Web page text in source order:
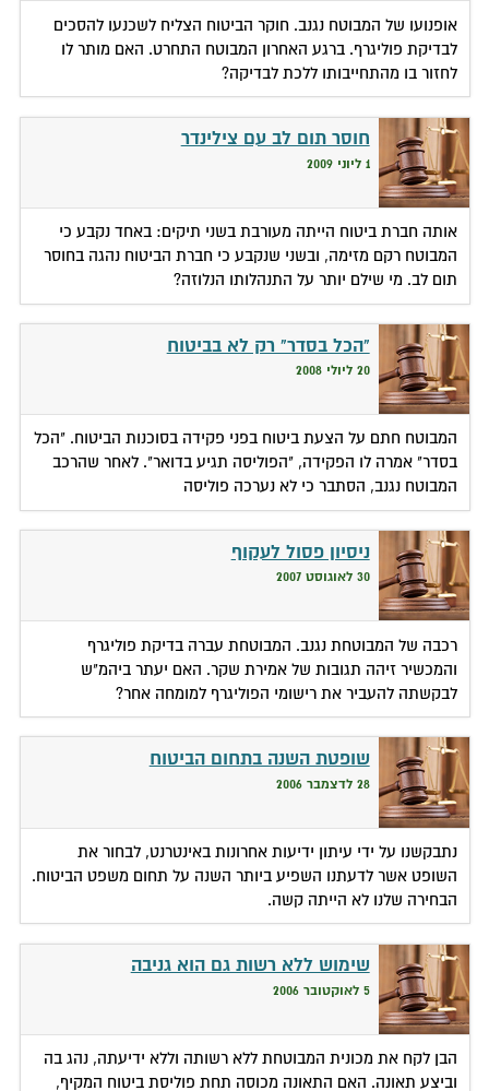
אופנועו של המבוטח נגנב. חוקר הביטוח הצליח לשכנעו להסכים
לבדיקת פוליגרף. ברגע האחרון המבוטח התחרט. האם מותר לו
לחזור בו מהתחייבותו ללכת לבדיקה?
חוסר תום לב עם צילינדר
1 ליוני 2009
אותה חברת ביטוח הייתה מעורבת בשני תיקים: באחד נקבע כי
המבוטח רקם מזימה, ובשני שנקבע כי חברת הביטוח נהגה בחוסר
תום לב. מי שילם יותר על התנהלותו הנלוזה?
"הכל בסדר" רק לא בביטוח
20 ליולי 2008
המבוטח חתם על הצעת ביטוח בפני פקידה בסוכנות הביטוח. "הכל
בסדר" אמרה לו הפקידה, "הפוליסה תגיע בדואר". לאחר שהרכב
המבוטח נגנב, הסתבר כי לא נערכה פוליסה
ניסיון פסול לעקוף
30 לאוגוסט 2007
רכבה של המבוטחת נגנב. המבוטחת עברה בדיקת פוליגרף
והמכשיר זיהה תגובות של אמירת שקר. האם יעתר ביהמ"ש
לבקשתה להעביר את רישומי הפוליגרף למומחה אחר?
שופטת השנה בתחום הביטוח
28 לדצמבר 2006
נתבקשנו על ידי עיתון ידיעות אחרונות באינטרנט, לבחור את
השופט אשר לדעתנו השפיע ביותר השנה על תחום משפט הביטוח.
הבחירה שלנו לא הייתה קשה.
שימוש ללא רשות גם הוא גניבה
5 לאוקטובר 2006
הבן לקח את מכונית המבוטחת ללא רשותה וללא ידיעתה, נהג בה
וביצע תאונה. האם התאונה מכוסה תחת פוליסת ביטוח המקיף,